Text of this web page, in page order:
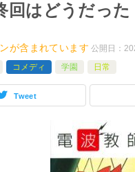
回はどうだっ
が含まれています 公開日：
コメディ 学園 日常
Tweet